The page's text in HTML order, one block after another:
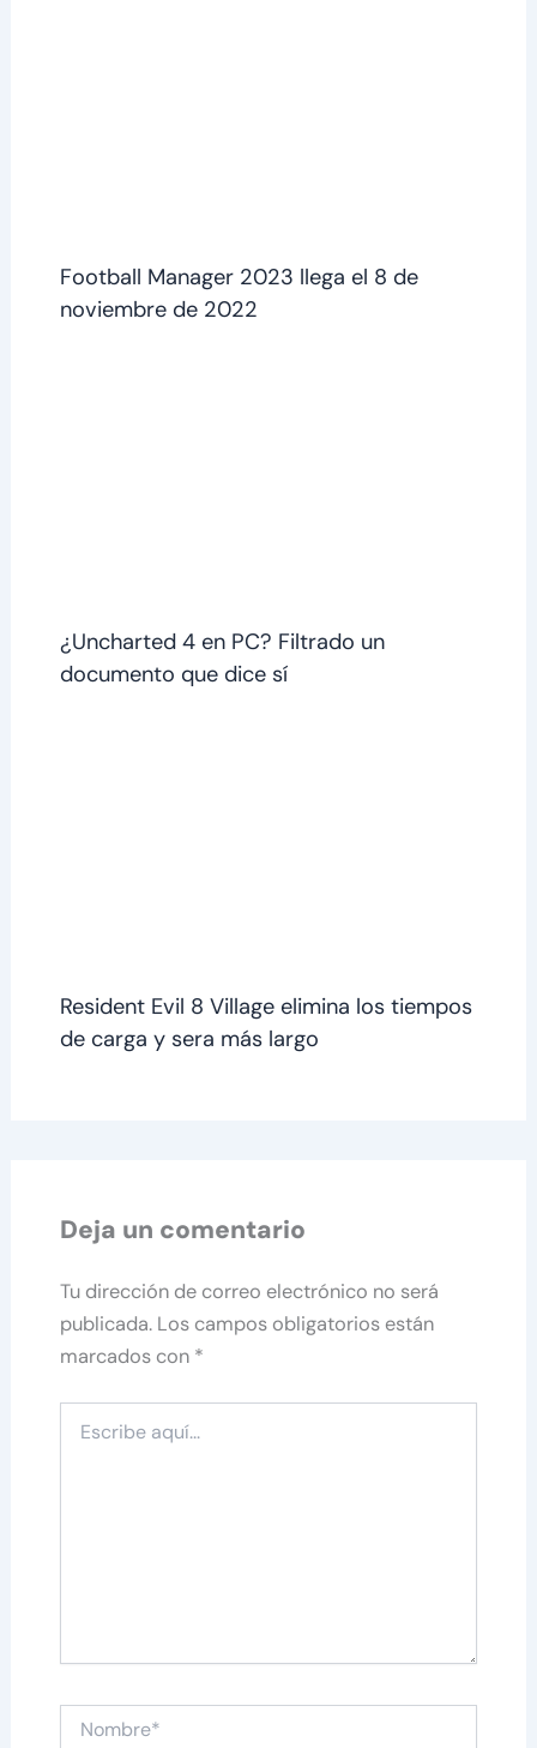
Football Manager 2023 llega el 8 de
noviembre de 2022
¿Uncharted 4 en PC? Filtrado un
documento que dice sí
Resident Evil 8 Village elimina los tiempos
de carga y sera más largo
Deja un comentario
Tu dirección de correo electrónico no será
publicada. Los campos obligatorios están
marcados con *
aquí...